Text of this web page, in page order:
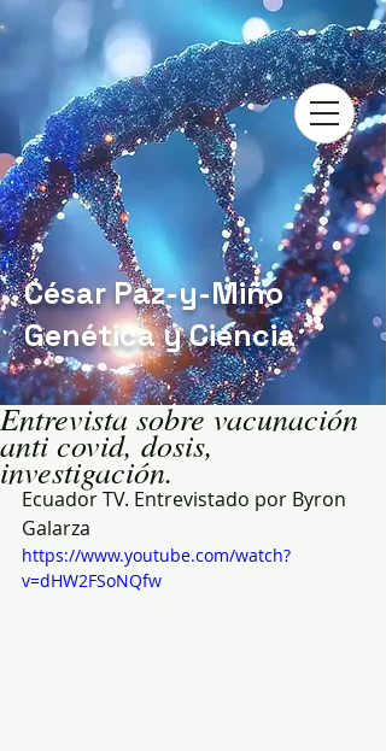
César Paz-y-Miño
Genética y Ciencia
Entrevista sobre vacunación
anti covid, dosis,
investigación.
Ecuador TV. Entrevistado por Byron
Galarza
https://www.youtube.com/watch?
v=dHW2FSoNQfw